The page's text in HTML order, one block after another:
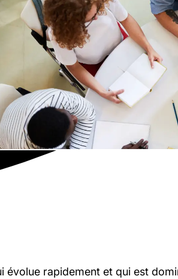
évolue rapidement et qui est